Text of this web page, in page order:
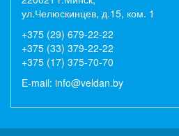
ул.Челюскинцев, д.15, ком. 1
+375 (29) 679-22-22
+375 (33) 379-22-22
+375 (17) 375-70-70
E-mail: info@veldan.by